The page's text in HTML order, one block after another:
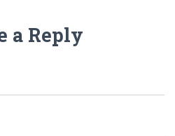
a Reply